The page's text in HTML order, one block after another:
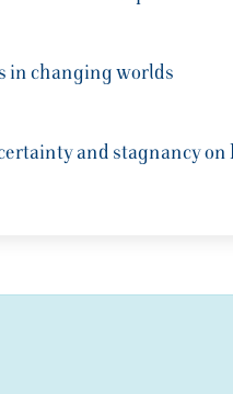
in changing worlds
and stagnancy on